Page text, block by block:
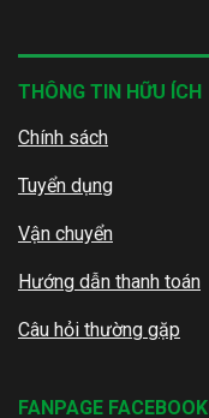
THÔNG TIN HỮU ÍCH
Chính sách
Tuyển dụng
Vận chuyển
Hướng dẫn thanh toán
Câu hỏi thường gặp
FANPAGE FACEBOOK